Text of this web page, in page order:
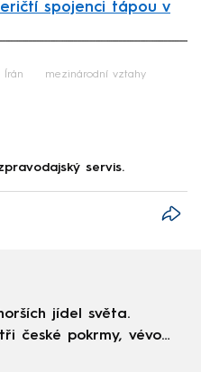
spojenci tápou v
Írán mezinárodní vztahy
servis.
jídel světa.
české pokrmy, vévodí